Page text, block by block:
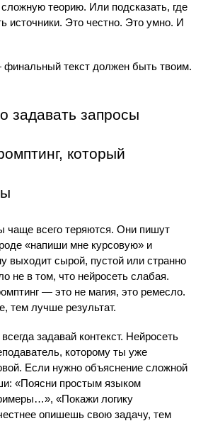
теорию. Или подсказать, где
источники. Это честно. Это умно. И
текст должен быть твоим.
задавать запросы
который
чаще всего теряются. Они пишут
«напиши мне курсовую» и
выходит сырой, пустой или странно
не в том, что нейросеть слабая.
— это не магия, это ремесло.
тем лучше результат.
задавай контекст. Нейросеть
которому ты уже
Если нужно объяснение сложной
«Поясни простым языком
«Покажи логику
опишешь свою задачу, тем